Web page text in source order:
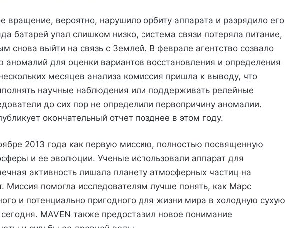
вращение, вероятно, нарушило орбиту аппарата и разрядило его
батарей упал слишком низко, система связи потеряла питание,
снова выйти на связь с Землей. В феврале агентство созвало
для оценки вариантов восстановления и определения
месяцев анализа комиссия пришла к выводу, что
научные наблюдения или поддерживать релейные
до сих пор не определили первопричину аномалии.
окончательный отчет позднее в этом году.
2013 года как первую миссию, полностью посвященную
и ее эволюции. Ученые использовали аппарат для
активность лишала планету атмосферных частиц на
Миссия помогла исследователям лучше понять, как Марс
и потенциально пригодного для жизни мира в холодную сухую
MAVEN также предоставил новое понимание